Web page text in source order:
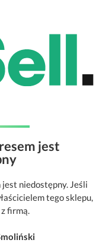
jest
niedostępny. Jeśli
tego sklepu,
firmą.